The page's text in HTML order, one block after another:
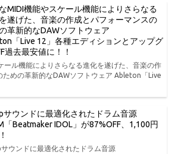
MIDI機能やスケール機能によりさらなる
遂げた、音楽の作成とパフォーマンスの
革新的なDAWソフトウェア
「Live 12」各種エディションとアップグ
過去最安値に！！
ール機能によりさらなる進化を遂げた、音楽の作
ための革新的なDAWソフトウェア Ableton「Live
サウンドに最適化されたドラム音源
「Beatmaker IDOL」が87%OFF、1,100円
サウンドに最適化されたドラム音源